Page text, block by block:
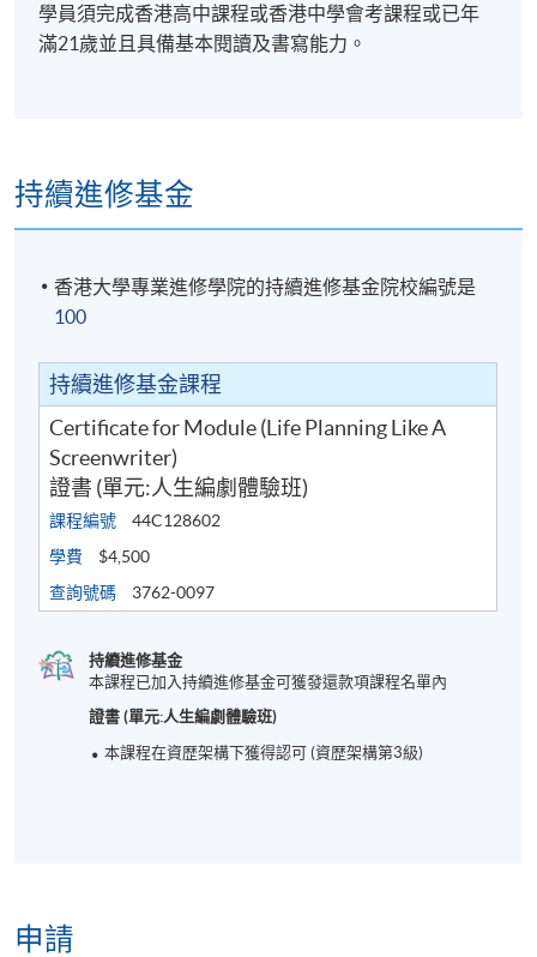
學員須完成香港高中課程或香港中學會考課程或已年
滿21歲並且具備基本閱讀及書寫能力。
持續進修基金
香港大學專業進修學院的持續進修基金院校編號是
100
持續進修基金課程
Certificate for Module (Life Planning Like A
Screenwriter)
證書 (單元:人生編劇體驗班)
課程編號
44C128602
學費
$4,500
查詢號碼
3762-0097
持續進修基金
本課程已加入持續進修基金可獲發還款項課程名單內
證書 (單元:人生編劇體驗班)
本課程在資歴架構下獲得認可 (資歴架構第3級)
申請